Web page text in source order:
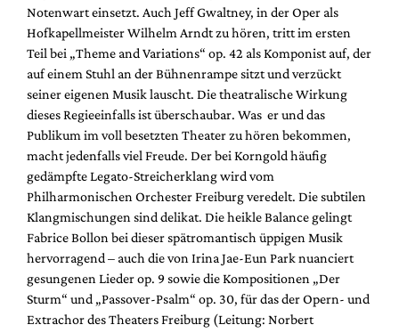
Notenwart einsetzt. Auch Jeff Gwaltney, in der Oper als
Hofkapellmeister Wilhelm Arndt zu hören, tritt im ersten
Teil bei „Theme and Variations“ op. 42 als Komponist auf, der
auf einem Stuhl an der Bühnenrampe sitzt und verzückt
seiner eigenen Musik lauscht. Die theatralische Wirkung
dieses Regieeinfalls ist überschaubar. Was er und das
Publikum im voll besetzten Theater zu hören bekommen,
macht jedenfalls viel Freude. Der bei Korngold häufig
gedämpfte Legato-Streicherklang wird vom
Philharmonischen Orchester Freiburg veredelt. Die subtilen
Klangmischungen sind delikat. Die heikle Balance gelingt
Fabrice Bollon bei dieser spätromantisch üppigen Musik
hervorragend – auch die von Irina Jae-Eun Park nuanciert
gesungenen Lieder op. 9 sowie die Kompositionen „Der
Sturm“ und „Passover-Psalm“ op. 30, für das der Opern- und
Extrachor des Theaters Freiburg (Leitung: Norbert